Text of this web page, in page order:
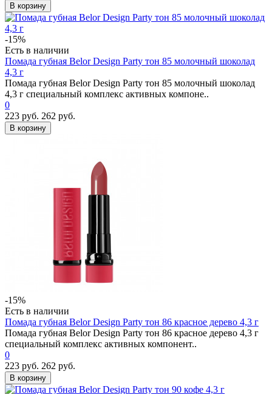
В корзину
-15%
Есть в наличии
Помада губная Belor Design Party тон 85 молочный шоколад
4,3 г
Помада губная Belor Design Party тон 85 молочный шоколад
4,3 г специальный комплекс активных компоне..
0
223 руб. 262 руб.
В корзину
-15%
Есть в наличии
Помада губная Belor Design Party тон 86 красное дерево 4,3 г
Помада губная Belor Design Party тон 86 красное дерево 4,3 г
специальный комплекс активных компонент..
0
223 руб. 262 руб.
В корзину